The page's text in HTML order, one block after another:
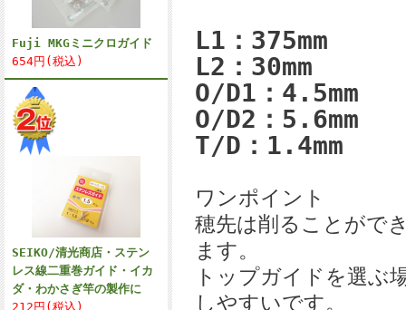
Fuji MKGミニクロガイド
654円(税込)
SEIKO/清光商店・ステン
レス線二重巻ガイド・イカ
ダ・わかさぎ竿の製作に
212円(税込)
L1：375mm
L2：30mm
O/D1：4.5mm
O/D2：5.6mm
T/D：1.4mm
ワンポイント
穂先は削ることがで
ます。
トップガイドを選ぶ
しやすいです。